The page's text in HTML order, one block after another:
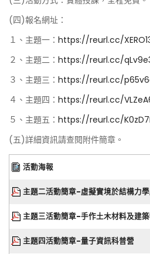
(四)報名網址：
１、主題一： https://reurl.cc/
２、主題二： https://reurl.cc/
３、主題三： https://reurl.cc/
４、主題四： https://reurl.cc/
５、主題五： https://reurl.cc/
(五)詳細資訊請查閱附件簡章。
活動海報
主題二活動簡章-虛擬實境於結構力
主題三活動簡章-手作土木材料及建
主題四活動簡章-量子資訊科普營